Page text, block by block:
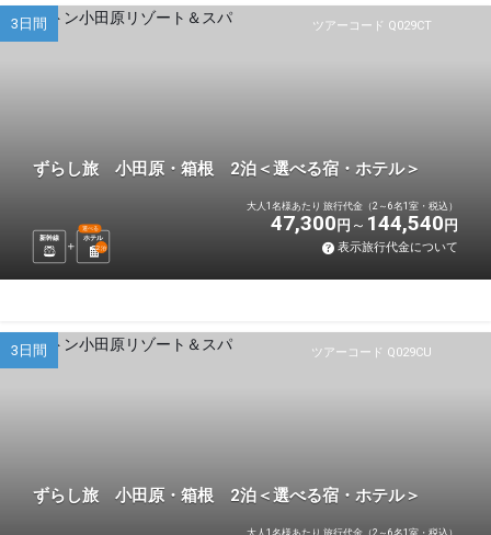
ツアーコード Q029CT
3日間
ずらし旅 小田原・箱根 2泊＜選べる宿・ホテル＞
新幹線 ホテル
選べる
2泊
大人1名様あたり 旅行代金（2～6名1室・税込）
47,300 円 144,540 円
表示旅行代金について
ツアーコード Q029CU
3日間
ずらし旅 小田原・箱根 2泊＜選べる宿・ホテル＞